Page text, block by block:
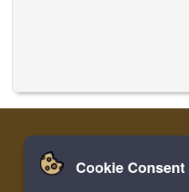
家 登录 寄存器
Cookie Consent